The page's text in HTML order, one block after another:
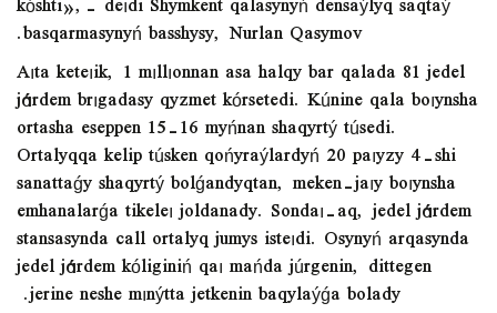
kóshti»,- deıdi Shymkent qalasynyń densaýlyq saqtaý
basqarmasynyń basshysy, Nurlan Qasymov.
Aıta keteıik, 1 mıllıonnan asa halqy bar qalada 81 jedel
járdem brıgadasy qyzmet kórsetedi. Kúnine qala boıynsha
ortasha eseppen 15-16 myńnan shaqyrtý túsedi.
Ortalyqqa kelip túsken qońyraýlardyń 20 paıyzy 4-shi
sanattaǵy shaqyrtý bolǵandyqtan, meken-jaıy boıynsha
emhanalarǵa tikeleı joldanady. Sondaı-aq, jedel járdem
stansasynda call ortalyq jumys isteıdi. Osynyń arqasynda
jedel járdem kóliginiń qaı mańda júrgenin, dittegen
jerine neshe mınýtta jetkenin baqylaýǵa bolady.